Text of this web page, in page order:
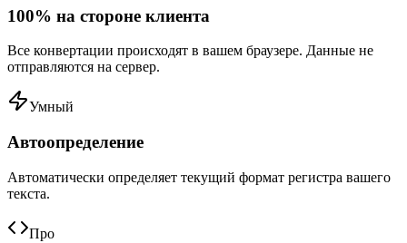
100% на стороне клиента
Все конвертации происходят в вашем браузере. Данные не
отправляются на сервер.
Умный
Автоопределение
Автоматически определяет текущий формат регистра вашего
текста.
Про